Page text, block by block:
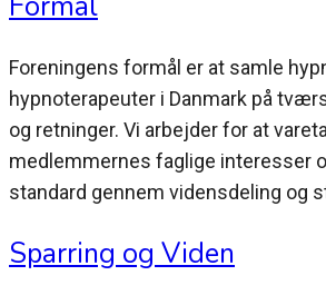
Foreningens formål er at samle
hypnoterapeuter i Danmark på
og retninger. Vi arbejder for at
medlemmernes faglige interesser
standard gennem vidensdeling og
Sparring og Viden